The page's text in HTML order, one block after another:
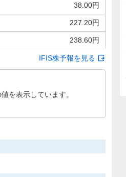
38.00円
227.20円
238.60円
IFIS株予報を見る
を表示しています。